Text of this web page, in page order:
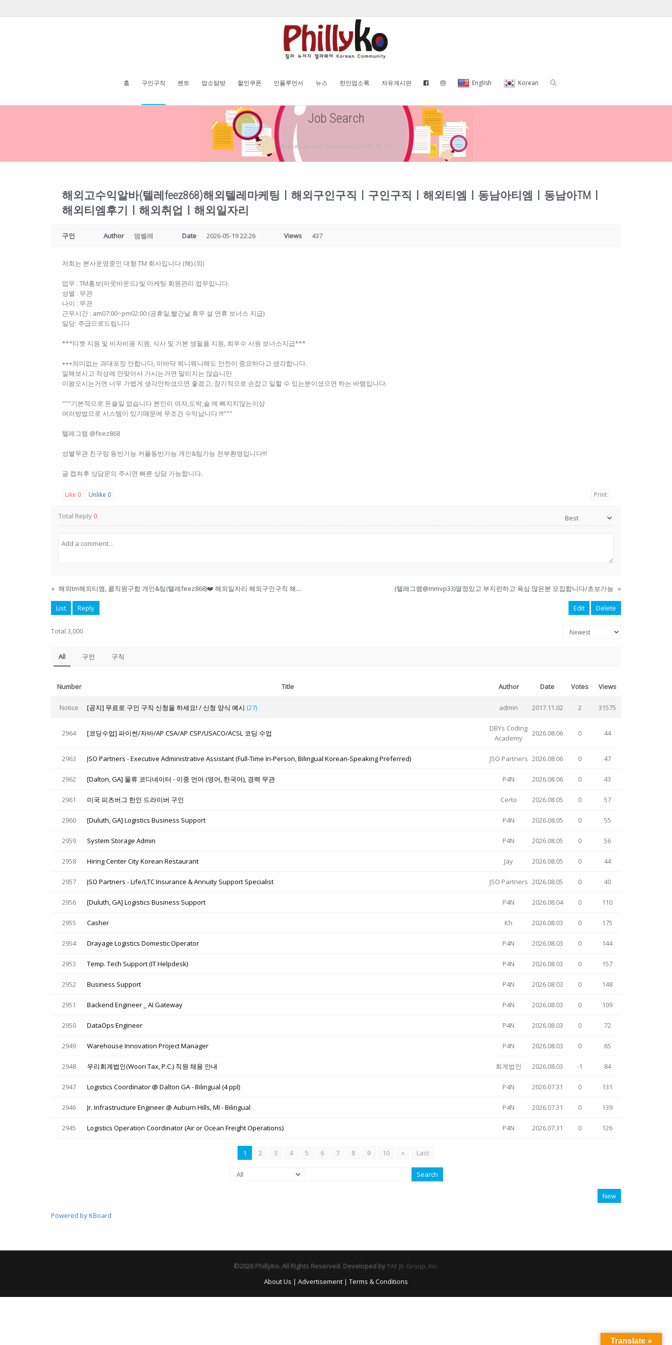
홈 구인구직 렌트 업소탐방 할인쿠폰 인플루언서 뉴스 한인업소록 자유게시판 English Korean
Job Search
PhillyKo Korean Community in PA, NJ, DE
해외고수익알바(텔레feez868)해외텔레마케팅ㅣ해외구인구직ㅣ구인구직ㅣ해외티엠ㅣ동남아티엠ㅣ동남아TMㅣ
해외티엠후기ㅣ해외취업ㅣ해외일자리
구인 Author 뎀벨레 Date 2026-05-19 22:26 Views 437
저희는 본사운영중인 대형 TM 회사입니다 (해).(외)
업무 : TM홍보(아웃바운드) 및 마케팅 회원관리 업무입니다.
성별 : 무관
나이 : 무관
근무시간 : am07:00~pm02:00 (공휴일,빨간날 휴무 설 연휴 보너스 지급)
일당: 주급으로드립니다
***티켓 지원 및 비자비용 지원, 식사 및 기본 생필품 지원, 최우수 사원 보너스지급***
+++의미없는 과대포장 안합니다, 이바닥 뭐니뭐니해도 안전이 중요하다고 생각합니다.
일해보시고 적성에 안맞아서 가시는거면 말리지는 않습니만
이왕오시는거면 너무 가볍게 생각안하셨으면 좋겠고, 장기적으로 손잡고 일할 수 있는분이셨으면 하는 바램입니다.
"""기본적으로 돈쓸일 없습니다 본인이 여자,도박,술 에 빠지지않는이상
여러방법으로 시스템이 있기때문에 무조건 수익납니다 !!!"""
텔레그램 @feez868
성별무관 친구랑 동반가능 커플동반가능 개인&팀가능 전부환영입니다!!!
글 캡쳐후 상담문의 주시면 빠른 상담 가능합니다.
Like 0 Unlike 0 Print
Total Reply0
« 해외tm해외티엠, 콜직원구함 개인&팀(텔레feez868)❤️ 해외일자리 해외구인구직 해외취업 초보환영!!❤️ (텔레그램@mmvp33)열정있고 부지런하고 욕심 많은분 모집합니다/초보가능 »
List Reply Edit Delete
Total 3,000
All 구인 구직
Number Title Author Date Votes Views
Notice [공지] 무료로 구인 구직 신청을 하세요! / 신청 양식 예시 (27) admin 2017.11.02 2 31575
2964 [코딩수업] 파이썬/자바/AP CSA/AP CSP/USACO/ACSL 코딩 수업
DBYs Coding
Academy
2026.08.06 0 44
2963 JSO Partners - Executive Administrative Assistant (Full-Time In-Person, Bilingual Korean-Speaking Preferred) JSO Partners 2026.08.06 0 47
2962 [Dalton, GA] 물류 코디네이터 - 이중 언어 (영어, 한국어), 경력 무관 P4N 2026.08.06 0 43
2961 미국 피츠버그 한인 드라이버 구인 Certo 2026.08.05 0 57
2960 [Duluth, GA] Logistics Business Support P4N 2026.08.05 0 55
2959 System Storage Admin P4N 2026.08.05 0 56
2958 Hiring Center City Korean Restaurant Jay 2026.08.05 0 44
2957 JSO Partners - Life/LTC Insurance & Annuity Support Specialist JSO Partners 2026.08.05 0 40
2956 [Duluth, GA] Logistics Business Support P4N 2026.08.04 0 110
2955 Casher Kh 2026.08.03 0 175
2954 Drayage Logistics Domestic Operator P4N 2026.08.03 0 144
2953 Temp. Tech Support (IT Helpdesk) P4N 2026.08.03 0 157
2952 Business Support P4N 2026.08.03 0 148
2951 Backend Engineer _ AI Gateway P4N 2026.08.03 0 109
2950 DataOps Engineer P4N 2026.08.03 0 72
2949 Warehouse Innovation Project Manager P4N 2026.08.03 0 65
2948 우리회계법인(Woori Tax, P.C.) 직원 채용 안내 회계법인 2026.08.03 -1 84
2947 Logistics Coordinator @ Dalton GA - Bilingual (4 ppl) P4N 2026.07.31 0 131
2946 Jr. Infrastructure Engineer @ Auburn Hills, MI - Bilingual P4N 2026.07.31 0 139
2945 Logistics Operation Coordinator (Air or Ocean Freight Operations) P4N 2026.07.31 0 126
1 2 3 4 5 6 7 8 9 10 » Last
Search
New
Powered by KBoard
©2026 PhillyKo. All Rights Reserved. Developed byTAF JK Group, Inc.
About Us | Advertisement | Terms & Conditions
Translate »